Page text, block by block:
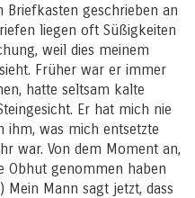
geschrieben an
liegen oft Süßigkeiten
weil dies meinem
Früher war er immer
hatte seltsam kalte
Er hat mich nie
ihm, was mich entsetzte
war. Von dem Moment an,
Obhut genommen haben
Mein Mann sagt jetzt, dass